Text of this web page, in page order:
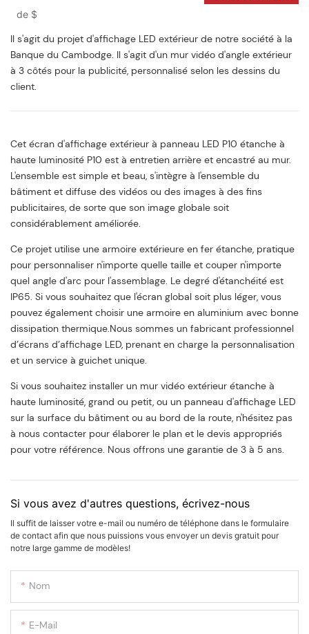
P5/P6/P8
de $
Il s'agit du projet d'affichage LED extérieur de notre société à la
Banque du Cambodge. Il s'agit d'un mur vidéo d'angle extérieur
à 3 côtés pour la publicité, personnalisé selon les dessins du
client.
Cet écran d'affichage extérieur à panneau LED P10 étanche à
haute luminosité P10 est à entretien arrière et encastré au mur.
L'ensemble est simple et beau, s'intègre à l'ensemble du
bâtiment et diffuse des vidéos ou des images à des fins
publicitaires, de sorte que son image globale soit
considérablement améliorée.
Ce projet utilise une armoire extérieure en fer étanche, pratique
pour personnaliser n'importe quelle taille et couper n'importe
quel angle d'arc pour l'assemblage. Le degré d'étanchéité est
IP65. Si vous souhaitez que l'écran global soit plus léger, vous
pouvez également choisir une armoire en aluminium avec bonne
dissipation thermique.Nous sommes un fabricant professionnel
d’écrans d’affichage LED, prenant en charge la personnalisation
et un service à guichet unique.
Si vous souhaitez installer un mur vidéo extérieur étanche à
haute luminosité, grand ou petit, ou un panneau d'affichage LED
sur la surface du bâtiment ou au bord de la route, n'hésitez pas
à nous contacter pour élaborer le plan et le devis appropriés
pour votre référence. Nous offrons une garantie de 3 à 5 ans.
Si vous avez d'autres questions, écrivez-nous
Il suffit de laisser votre e-mail ou numéro de téléphone dans le formulaire
de contact afin que nous puissions vous envoyer un devis gratuit pour
notre large gamme de modèles!
Nom
E-Mail